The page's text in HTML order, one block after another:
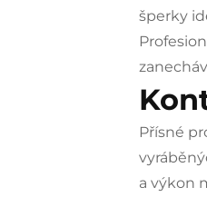
šperky
Přísné
a výkon